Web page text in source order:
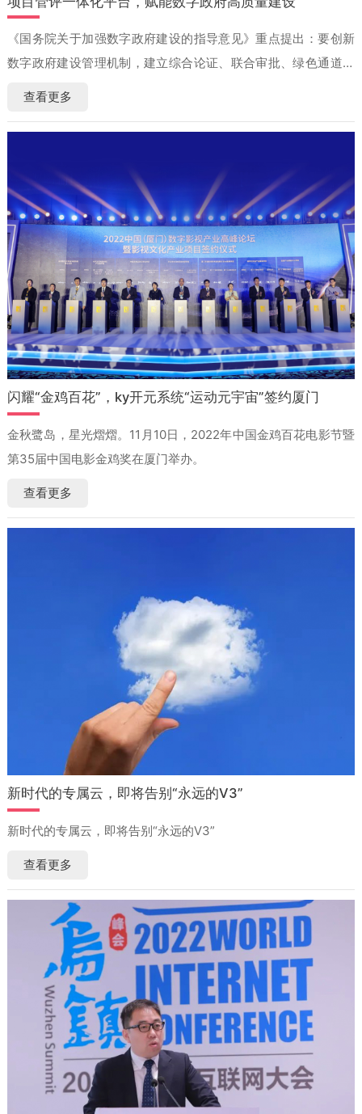
《国务院关于加强数字政府建设的指导意见》重点提出：要创新
数字政府建设管理机制，建立综合论证、联合审批、绿色通道等
项目建设管理新模式。
查看更多
闪耀“金鸡百花”，ky开元系统“运动元宇宙”签约厦门
金秋鹭岛，星光熠熠。11月10日，2022年中国金鸡百花电影节暨
第35届中国电影金鸡奖在厦门举办。
查看更多
新时代的专属云，即将告别“永远的V3”
新时代的专属云，即将告别“永远的V3”
查看更多